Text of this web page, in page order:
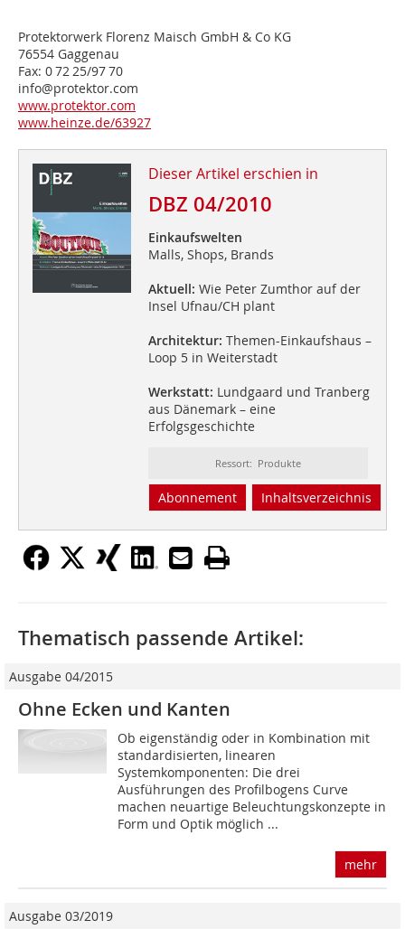
Protektorwerk Florenz Maisch GmbH & Co KG
76554 Gaggenau
Fax: 0 72 25/97 70
info@protektor.com
www.protektor.com
www.heinze.de/63927
Dieser Artikel erschien in
DBZ 04/2010
Einkaufswelten
Malls, Shops, Brands
Aktuell: Wie Peter Zumthor auf der
Insel Ufnau/CH plant
Architektur: Themen-Einkaufshaus –
Loop 5 in Weiterstadt
Werkstatt: Lundgaard und Tranberg
aus Dänemark – eine
Erfolgsgeschichte
Ressort: Produkte
Abonnement Inhaltsverzeichnis
Thematisch passende Artikel:
Ausgabe 04/2015
Ohne Ecken und Kanten
Ob eigenständig oder in Kombination mit
standardisierten, linearen
Systemkomponenten: Die drei
Ausführungen des Profilbogens Curve
machen neuartige Beleuchtungskonzepte in
Form und Optik möglich ...
mehr
Ausgabe 03/2019